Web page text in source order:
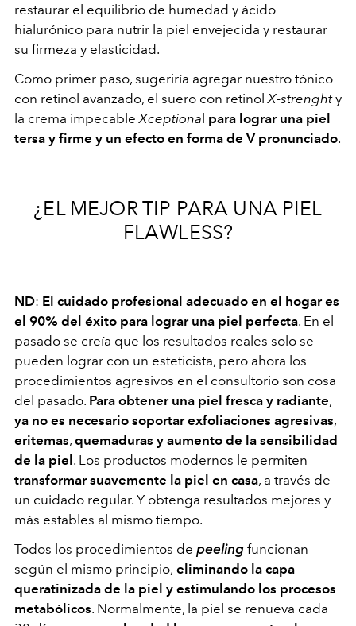
restaurar el equilibrio de humedad y ácido
hialurónico para nutrir la piel envejecida y restaurar
su firmeza y elasticidad.
Como primer paso, sugeriría agregar nuestro tónico
con retinol avanzado, el suero con retinol X-strenghty
la crema impecable Xceptional para lograr una piel
tersa y firme y un efecto en forma de V pronunciado.
¿EL MEJOR TIP PARA UNA PIEL
FLAWLESS?
ND: El cuidado profesional adecuado en el hogar es
el 90% del éxito para lograr una piel perfecta. En el
pasado se creía que los resultados reales solo se
pueden lograr con un esteticista, pero ahora los
procedimientos agresivos en el consultorio son cosa
del pasado. Para obtener una piel fresca y radiante,
ya no es necesario soportar exfoliaciones agresivas,
eritemas, quemaduras y aumento de la sensibilidad
de la piel. Los productos modernos le permiten
transformar suavemente la piel en casa, a través de
un cuidado regular. Y obtenga resultados mejores y
más estables al mismo tiempo.
Todos los procedimientos de peeling funcionan
según el mismo principio, eliminando la capa
queratinizada de la piel y estimulando los procesos
metabólicos. Normalmente, la piel se renueva cada